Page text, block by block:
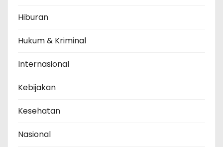
Hiburan
Hukum & Kriminal
Internasional
Kebijakan
Kesehatan
Nasional